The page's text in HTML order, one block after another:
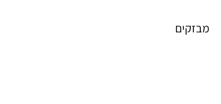
מבזקים